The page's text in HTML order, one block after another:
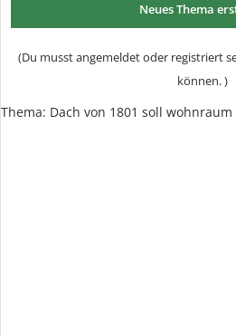
Neues Thema
(Du musst angemeldet oder registriert
können. )
Thema: Dach von 1801 soll